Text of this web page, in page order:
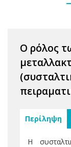
Ο ρόλος
Περίληψη
Η